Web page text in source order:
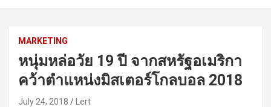
MARKETING
หนุ่มหล่อวัย 19 ปี จากสหรัฐอเมริกา
คว้าตำแหน่งมิสเตอร์โกลบอล 2018
July 24, 2018 Lert